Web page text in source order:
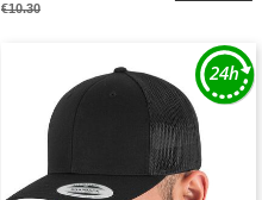
€10.30